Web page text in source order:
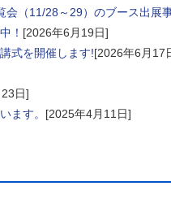
（11/28～29）のブース出展
！ [2026年6月19日]
式を開催します![2026年6月17
日]
ます。 [2025年4月11日]